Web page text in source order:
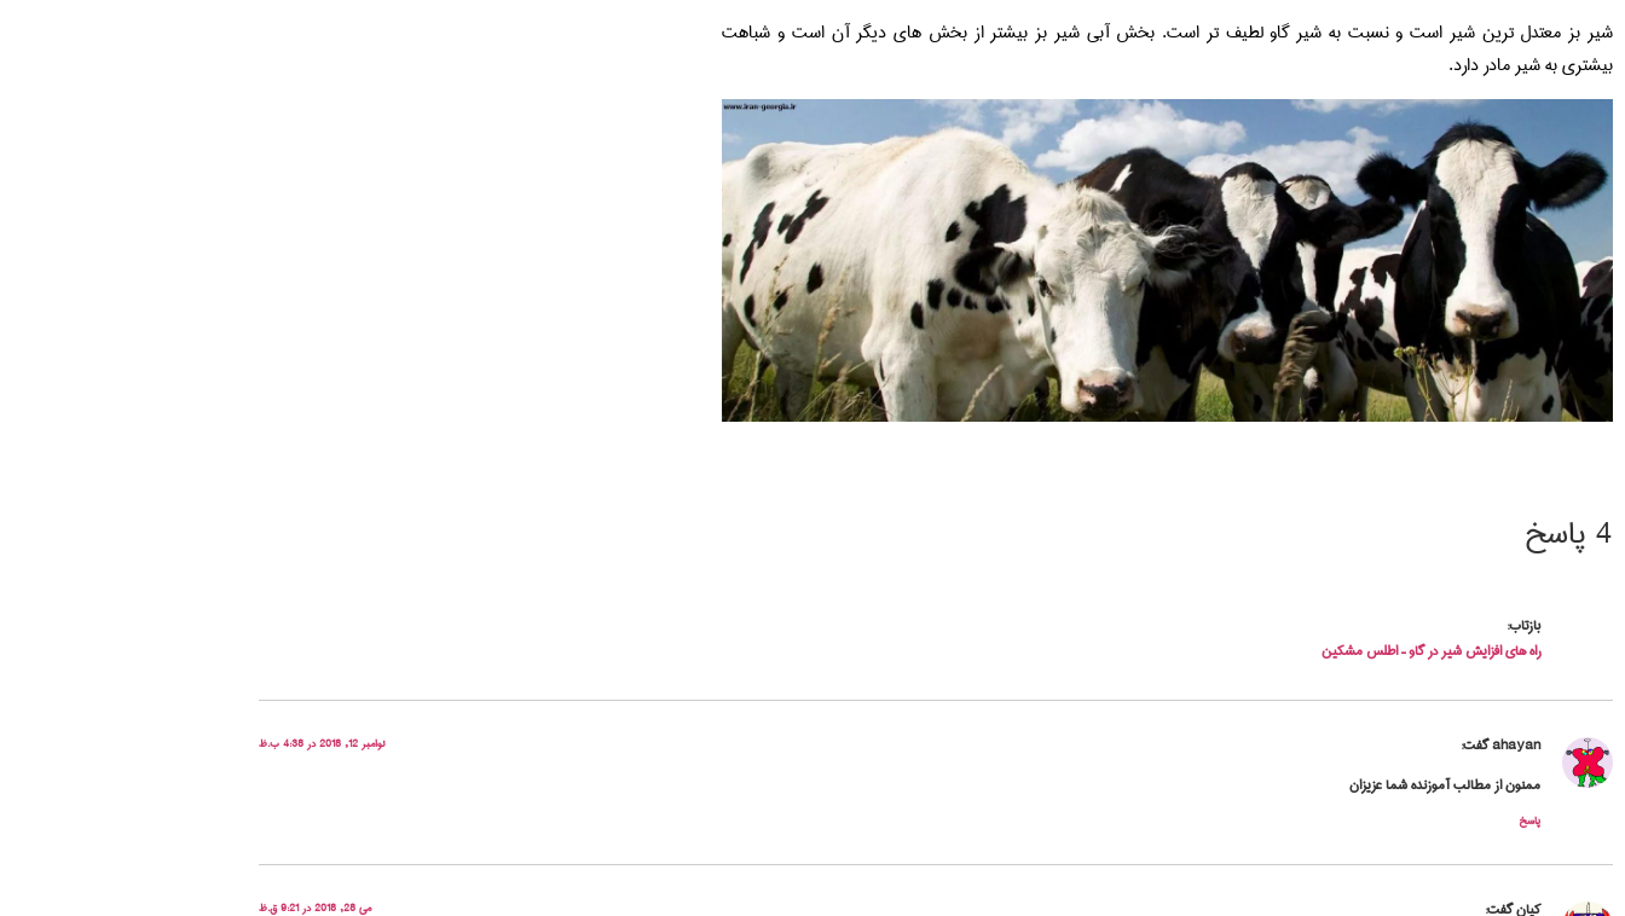
شیر بز معتدل ترین شیر است و نسبت به شیر گاو لطیف تر است. بخش آبی شیر بز بیشتر از بخش های دیگر آن است و شباهت
بیشتری به شیر مادر دارد.
4 پاسخ
بازتاب:
راه های افزایش شیر در گاو – اطلس مشکین
ahayanگفت: نوامبر 12, 2018 در 4:38 ب.ظ
ممنون از مطالب آموزنده شما عزیزان
پاسخ
کیانگفت: می 28, 2018 در 9:21 ق.ظ